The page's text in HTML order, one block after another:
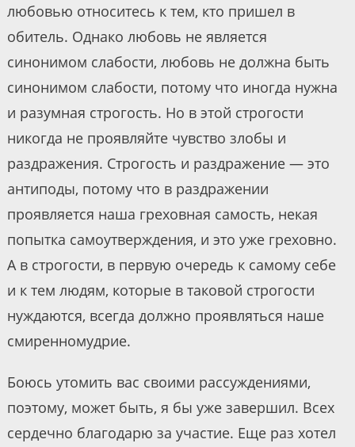
любовью относитесь к тем, кто пришел в
обитель. Однако любовь не является
синонимом слабости, любовь не должна быть
синонимом слабости, потому что иногда нужна
и разумная строгость. Но в этой строгости
никогда не проявляйте чувство злобы и
раздражения. Строгость и раздражение — это
антиподы, потому что в раздражении
проявляется наша греховная самость, некая
попытка самоутверждения, и это уже греховно.
А в строгости, в первую очередь к самому себе
и к тем людям, которые в таковой строгости
нуждаются, всегда должно проявляться наше
смиренномудрие.
Боюсь утомить вас своими рассуждениями,
поэтому, может быть, я бы уже завершил. Всех
сердечно благодарю за участие. Еще раз хотел